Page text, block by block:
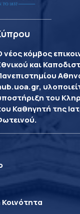
νέος κόμβος
και
του
Καθηγητή της